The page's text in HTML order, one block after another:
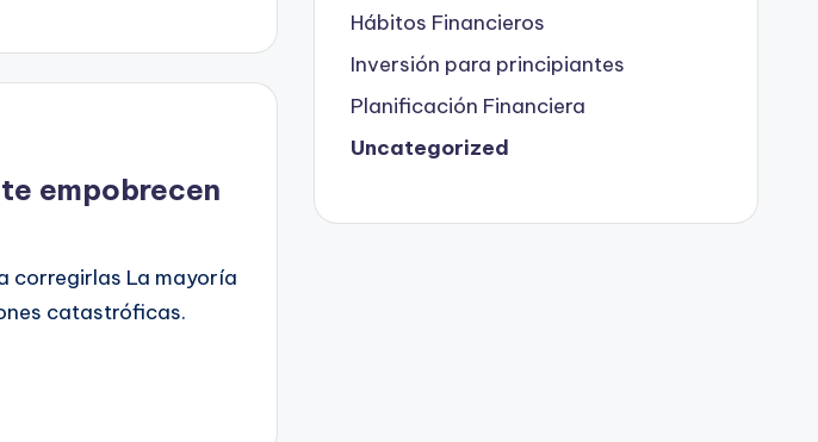
empobrecen
corregirlas La mayoría
catastróficas.
Hábitos Financieros
Inversión para principiantes
Planificación Financiera
Uncategorized